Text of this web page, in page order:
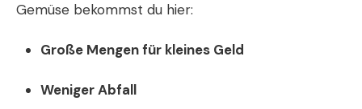
Gemüse bekommst du hier:
Große Mengen für kleines Geld
Weniger Abfall